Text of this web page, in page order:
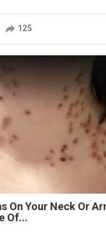
125
On Your Neck Or
Of...